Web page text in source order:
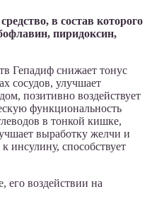
в состав которого
пиридоксин,
Гепадиф снижает тонус
сосудов, улучшает
позитивно воздействует
функциональность
в тонкой кишке,
выработку желчи и
инсулину, способствует
его воздействии на